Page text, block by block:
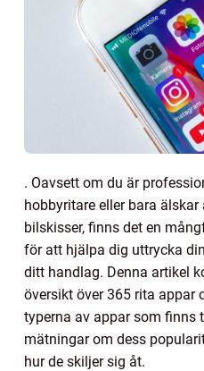
. Oavsett om du är
hobbyritare eller bara
bilskisser, finns det en
för att hjälpa dig uttrycka
ditt handlag. Denna artikel
översikt över 365 rita appar
typerna av appar som finns
mätningar om dess
hur de skiljer sig åt.